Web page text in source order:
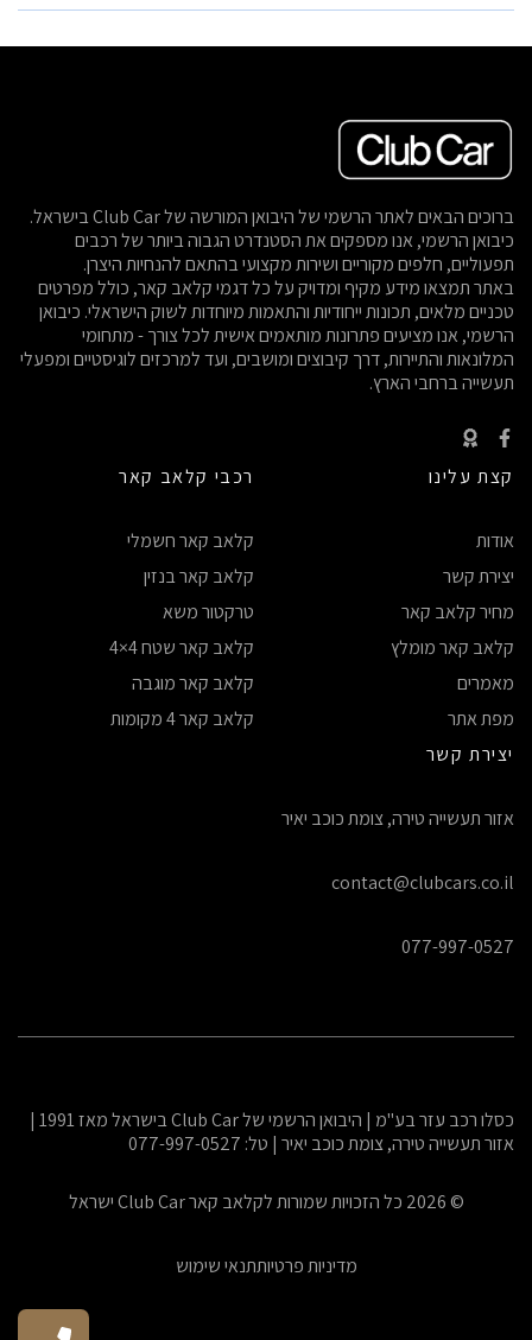
ברוכים הבאים לאתר הרשמי של היבואן המורשה של Club Car בישראל.
כיבואן הרשמי, אנו מספקים את הסטנדרט הגבוה ביותר של רכבים
תפעוליים, חלפים מקוריים ושירות מקצועי בהתאם להנחיות היצרן.
באתר תמצאו מידע מקיף ומדויק על כל דגמי קלאב קאר, כולל מפרטים
טכניים מלאים, תכונות ייחודיות והתאמות מיוחדות לשוק הישראלי. כיבואן
הרשמי, אנו מציעים פתרונות מותאמים אישית לכל צורך - מתחומי
המלונאות והתיירות, דרך קיבוצים ומושבים, ועד למרכזים לוגיסטיים ומפעלי
תעשייה ברחבי הארץ.
קצת עלינו
אודות
יצירת קשר
מחיר קלאב קאר
קלאב קאר מומלץ
מאמרים
מפת אתר
רכבי קלאב קאר
קלאב קאר חשמלי
קלאב קאר בנזין
טרקטור משא
קלאב קאר שטח 4×4
קלאב קאר מוגבה
קלאב קאר 4 מקומות
יצירת קשר
אזור תעשייה טירה, צומת כוכב יאיר
contact@clubcars.co.il
077-997-0527
כסלו רכב עזר בע"מ | היבואן הרשמי של Club Car בישראל מאז 1991 |
אזור תעשייה טירה, צומת כוכב יאיר | טל: 077-997-0527
© 2026 כל הזכויות שמורות לקלאב קאר Club Car ישראל
מדיניות פרטיותתנאי שימוש